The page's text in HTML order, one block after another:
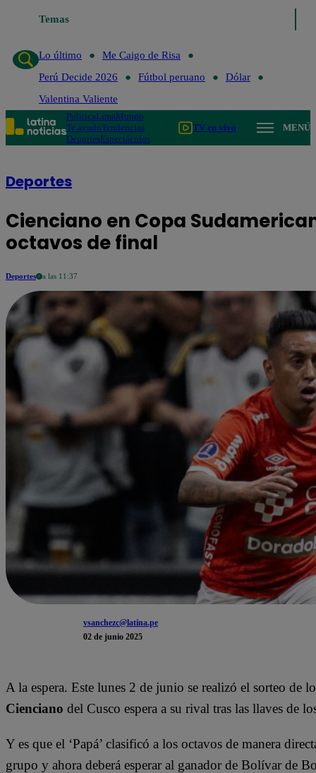
Temas
de Risa Perú Decide 2026
Lo último
Me Caigo de Risa
Perú Decide 2026
Fútbol peruano
Dólar
Valentina Valiente
PolíticaLimaMundo
Te ayudoTendencias
DeportesEspectáculos
TV en vivo MENÚ
Deportes
Cienciano en Copa
octavos de final
Deportes a las 11:37
vsanchezc@latina.pe
02 de junio 2025
A la espera. Este lunes 2 de junio se realizó el sorteo de
Cienciano del Cusco espera a su rival tras las llaves de
Y es que el ‘Papá’ clasificó a los octavos de manera
grupo y ahora deberá esperar al ganador de Bolívar de